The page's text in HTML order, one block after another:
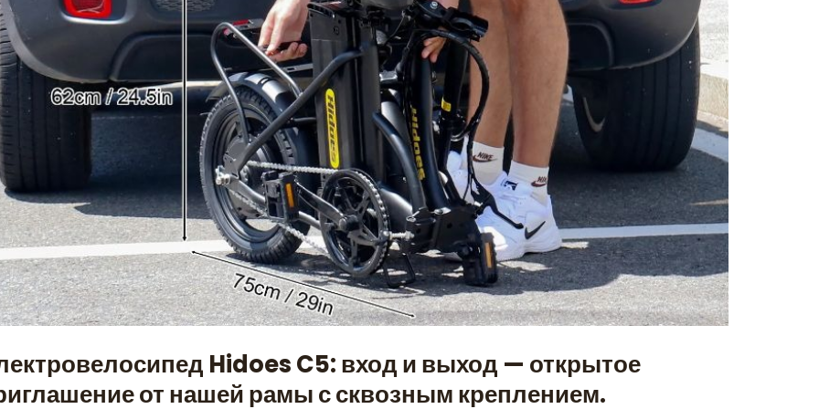
Hidoes C5: вход и выход — открытое
от нашей рамы с сквозным креплением.